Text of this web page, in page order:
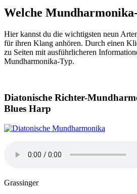
Welche
Hier kannst du die wichtigsten neun
für ihren Klang anhören. Durch einen
zu Seiten mit ausführlicheren
Mundharmonika-Typ.
Diatonische Richter-
Blues Harp
Grassinger